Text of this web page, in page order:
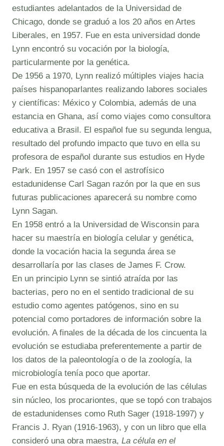
estudiantes adelantados de la Universidad de
Chicago, donde se graduó a los 20 años en Artes
Liberales, en 1957. Fue en esta universidad donde
Lynn encontró su vocación por la biología,
particularmente por la genética.
De 1956 a 1970, Lynn realizó múltiples viajes hacia
países hispanoparlantes realizando labores sociales
y científicas: México y Colombia, además de una
estancia en Ghana, así como viajes como consultora
educativa a Brasil. El español fue su segunda lengua,
resultado del profundo impacto que tuvo en ella su
profesora de español durante sus estudios en Hyde
Park. En 1957 se casó con el astrofísico
estadunidense Carl Sagan razón por la que en sus
futuras publicaciones aparecerá su nombre como
Lynn Sagan.
En 1958 entró a la Universidad de Wisconsin para
hacer su maestría en biología celular y genética,
donde la vocación hacia la segunda área se
desarrollaría por las clases de James F. Crow.
En un principio Lynn se sintió atraída por las
bacterias, pero no en el sentido tradicional de su
estudio como agentes patógenos, sino en su
potencial como portadores de información sobre la
evolución. A finales de la década de los cincuenta la
evolución se estudiaba preferentemente a partir de
los datos de la paleontología o de la zoología, la
microbiología tenía poco que aportar.
Fue en esta búsqueda de la evolución de las células
sin núcleo, los procariontes, que se topó con trabajos
de estadunidenses como Ruth Sager (1918-1997) y
Francis J. Ryan (1916-1963), y con un libro que ella
consideró una obra maestra, La célula en el